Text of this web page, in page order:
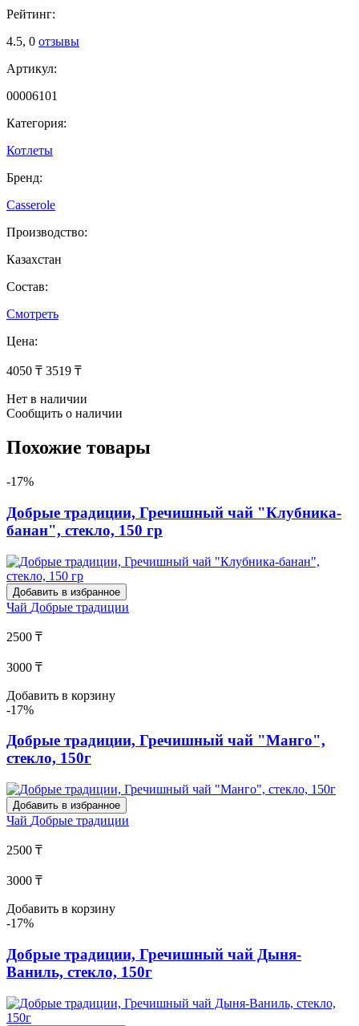
Рейтинг:
4.5, 0 отзывы
Артикул:
00006101
Категория:
Котлеты
Бренд:
Casserole
Производство:
Казахстан
Состав:
Смотреть
Цена:
4050 ₸ 3519 ₸
Нет в наличии
Сообщить о наличии
Похожие товары
-17%
Добрые традиции, Гречишный чай "Клубника-
банан", стекло, 150 гр
Добавить в избранное
Чай Добрые традиции
2500 ₸
3000 ₸
Добавить в корзину
-17%
Добрые традиции, Гречишный чай "Манго",
стекло, 150г
Добавить в избранное
Чай Добрые традиции
2500 ₸
3000 ₸
Добавить в корзину
-17%
Добрые традиции, Гречишный чай Дыня-
Ваниль, стекло, 150г